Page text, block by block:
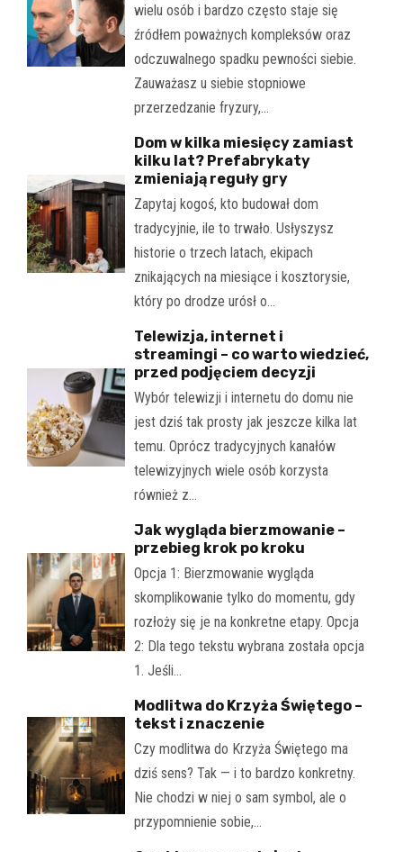
wielu osób i bardzo często staje się
źródłem poważnych kompleksów oraz
odczuwalnego spadku pewności siebie.
Zauważasz u siebie stopniowe
przerzedzanie fryzury,…
Dom w kilka miesięcy zamiast
kilku lat? Prefabrykaty
zmieniają reguły gry
Zapytaj kogoś, kto budował dom
tradycyjnie, ile to trwało. Usłyszysz
historie o trzech latach, ekipach
znikających na miesiące i kosztorysie,
który po drodze urósł o…
Telewizja, internet i
streamingi – co warto wiedzieć,
przed podjęciem decyzji
Wybór telewizji i internetu do domu nie
jest dziś tak prosty jak jeszcze kilka lat
temu. Oprócz tradycyjnych kanałów
telewizyjnych wiele osób korzysta
również z…
Jak wygląda bierzmowanie –
przebieg krok po kroku
Opcja 1: Bierzmowanie wygląda
skomplikowanie tylko do momentu, gdy
rozłoży się je na konkretne etapy. Opcja
2: Dla tego tekstu wybrana została opcja
1. Jeśli…
Modlitwa do Krzyża Świętego –
tekst i znaczenie
Czy modlitwa do Krzyża Świętego ma
dziś sens? Tak — i to bardzo konkretny.
Nie chodzi w niej o sam symbol, ale o
przypomnienie sobie,…